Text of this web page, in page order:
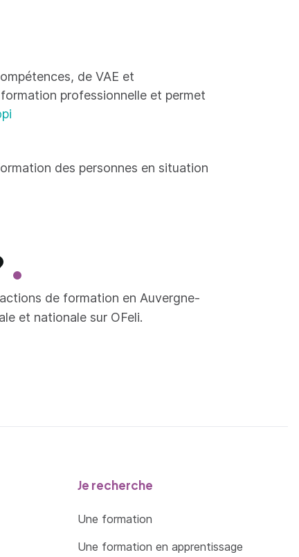
de VAE et
professionnelle et permet
des personnes en situation
de formation en Auvergne-
et nationale sur OFeli.
Je recherche
Une formation
Une formation en apprentissage